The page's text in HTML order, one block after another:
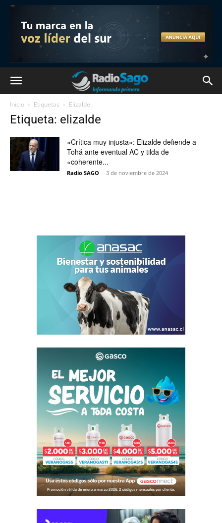
Inicio Etiquetas Elizalde
Etiqueta: elizalde
«Crítica muy injusta»: Elizalde defiende a
Tohá ante eventual AC y tilda de
«coherente...
Radio SAGO - 3 de noviembre de 2024